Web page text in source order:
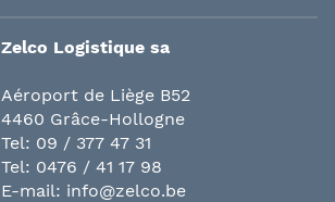
Zelco Logistique sa
Aéroport de Liège B52
4460 Grâce-Hollogne
Tel: 09 / 377 47 31
Tel: 0476 / 41 17 98
E-mail: info@zelco.be